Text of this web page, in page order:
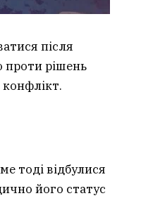
після
проти рішень
тоді відбулися
його статус